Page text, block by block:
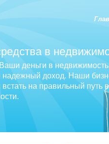
в
деньги в
доход. Наши
на правильный путь